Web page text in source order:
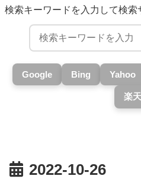
検索キーワードを入力して検索
Google Bing Yahoo
楽天
2022-10-26